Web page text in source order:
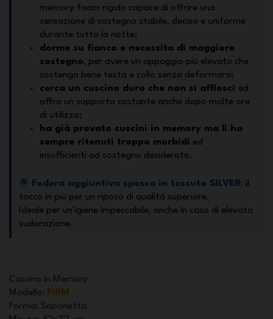
memory foam rigido capace di offrire una
sensazione di sostegno stabile, deciso e uniforme
durante tutta la notte;
dorme su fianco e necessita di maggiore
sostegno, per avere un appoggio più elevato che
sostenga bene testa e collo senza deformarsi;
cerca un cuscino duro che non si afflosci ed
offra un supporto costante anche dopo molte ore
di utilizzo;
ha già provato cuscini in memory ma li ha
sempre ritenuti troppo morbidi ed
insufficienti ad sostegno desiderato.
🌟 Fodera aggiuntiva spessa in tessuto SILVER: il
tocco in più per un riposo di qualità superiore.
Ideale per un'igiene impeccabile, anche in caso di elevata
sudorazione.
Cuscino in Memory
Modello: FIRM
Forma: Saponetta